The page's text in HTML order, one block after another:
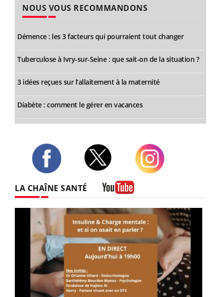
NOUS VOUS RECOMMANDONS
Démence : les 3 facteurs qui pourraient tout changer
Tuberculose à Ivry-sur-Seine : que sait-on de la situation ?
3 idées reçues sur l’allaitement à la maternité
Diabète : comment le gérer en vacances
LA CHAÎNE SANTÉ